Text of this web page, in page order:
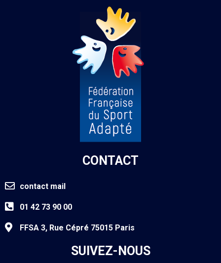
CONTACT
contact mail
01 42 73 90 00
FFSA 3, Rue Cépré 75015 Paris
SUIVEZ-NOUS